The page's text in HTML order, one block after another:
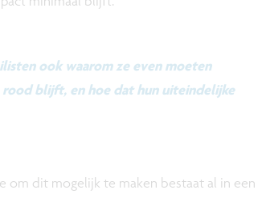
ook waarom ze even moeten
blijft, en hoe dat hun uiteindelijke
om dit mogelijk te maken bestaat al in een